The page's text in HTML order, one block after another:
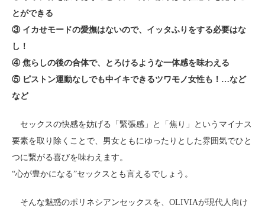
とができる
③ イカせモードの愛撫はないので、イッタふりをする必要はな
し！
④ 焦らしの後の合体で、とろけるような一体感を味わえる
⑤ ピストン運動なしでも中イキできるツワモノ女性も！…など
など
セックスの快感を妨げる「緊張感」と「焦り」というマイナス
要素を取り除くことで、男女ともにゆったりとした雰囲気でひと
つに繋がる喜びを味わえます。
“心が豊かになる”セックスとも言えるでしょう。
そんな魅惑のポリネシアンセックスを、OLIVIAが現代人向け